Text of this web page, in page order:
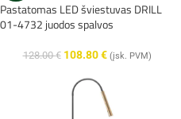
Pastatomas LED šviestuvas DRILL
01-4732 juodos spalvos
128.00€ 108.80€ (įsk. PVM)